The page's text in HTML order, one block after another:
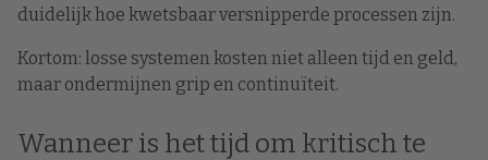
duidelijk hoe kwetsbaar versnipperde processen zijn.
Kortom: losse systemen kosten niet alleen tijd en geld,
maar ondermijnen grip en continuïteit.
Wanneer is het tijd om kritisch te